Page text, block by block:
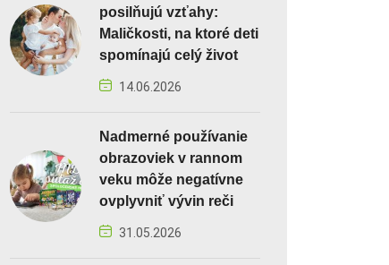
posilňujú vzťahy:
Maličkosti, na ktoré deti
spomínajú celý život
14.06.2026
Nadmerné používanie
obrazoviek v rannom
veku môže negatívne
ovplyvniť vývin reči
31.05.2026